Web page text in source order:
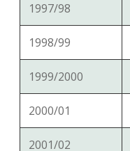
1997/98
1998/99
1999/2000
2000/01
2001/02